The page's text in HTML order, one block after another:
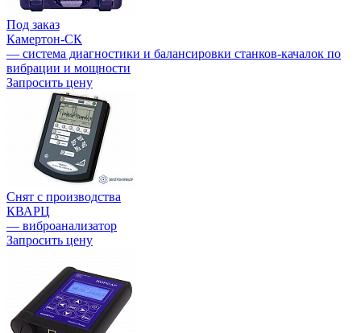
Под заказ
Камертон-СК
— система диагностики и балансировки станков-качалок по
вибрации и мощности
Запросить цену
Снят с производства
КВАРЦ
— виброанализатор
Запросить цену